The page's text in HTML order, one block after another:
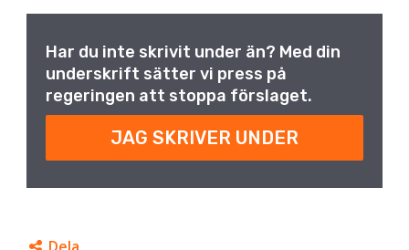
Har du inte skrivit under än? Med din
underskrift sätter vi press på
regeringen att stoppa förslaget.
JAG SKRIVER UNDER